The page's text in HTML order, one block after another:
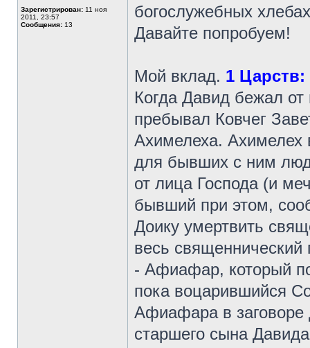
Зарегистрирован: 11 ноя
2011, 23:57
Сообщения: 13
богослужебных
Давайте попробуем!
Мой вклад. 1 Царств:
Когда Давид бежал
пребывал Ковчег
Ахимелеха. Ахимелех
для бывших с ним
от лица Господа (и
бывший при этом,
Доику умертвить
весь
- Афиафар, который
пока воцарившийся
Афиафара в заговоре
старшего сына